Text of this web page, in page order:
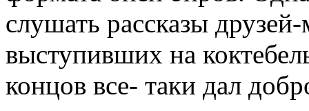
слушать рассказы
выступивших на
концов все- таки дал